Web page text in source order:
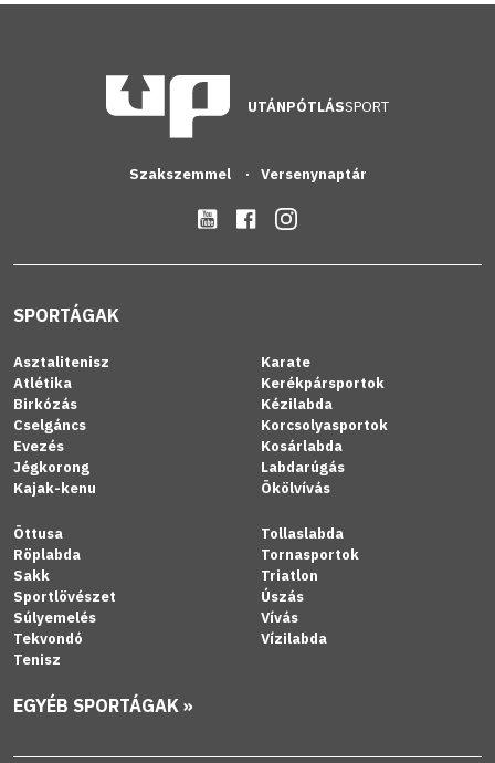
UTÁNPÓTLÁSSPORT
Szakszemmel Versenynaptár
SPORTÁGAK
Asztalitenisz
Atlétika
Birkózás
Cselgáncs
Evezés
Jégkorong
Kajak-kenu
Karate
Kerékpársportok
Kézilabda
Korcsolyasportok
Kosárlabda
Labdarúgás
Ökölvívás
Öttusa
Röplabda
Sakk
Sportlövészet
Súlyemelés
Tekvondó
Tenisz
Tollaslabda
Tornasportok
Triatlon
Úszás
Vívás
Vízilabda
EGYÉB SPORTÁGAK »